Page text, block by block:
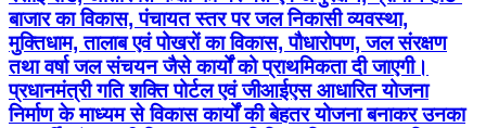
बाजार का विकास, पंचायत स्तर पर जल निकासी व्यवस्था,
मुक्तिधाम, तालाब एवं पोखरों का विकास, पौधारोपण, जल संरक्षण
तथा वर्षा जल संचयन जैसे कार्यों को प्राथमिकता दी जाएगी।
प्रधानमंत्री गति शक्ति पोर्टल एवं जीआईएस आधारित योजना
निर्माण के माध्यम से विकास कार्यों की बेहतर योजना बनाकर उनका